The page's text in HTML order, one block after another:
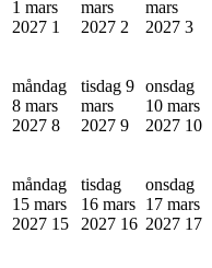
1 mars
2027 1
mars
2027 2
mars
2027 3
måndag
8 mars
2027 8
tisdag 9
mars
2027 9
onsdag
10 mars
2027 10
måndag
15 mars
2027 15
tisdag
16 mars
2027 16
onsdag
17 mars
2027 17